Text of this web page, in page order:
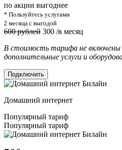
по акции выгоднее
* Пользуйтесь услугами
2 месяца с выгодой
600 рублей 300 /в месяц
В стоимость тарифа не включены
дополнительные услуги и
Подключить
Домашний интернет
Популярный тариф
Популярный тариф